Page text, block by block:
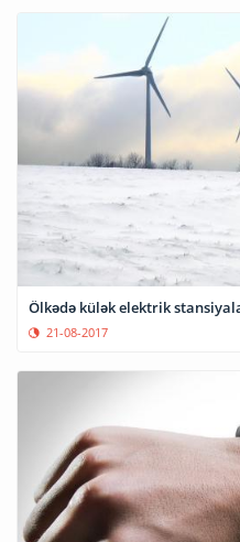
Ölkədə külək elektrik
21-08-2017